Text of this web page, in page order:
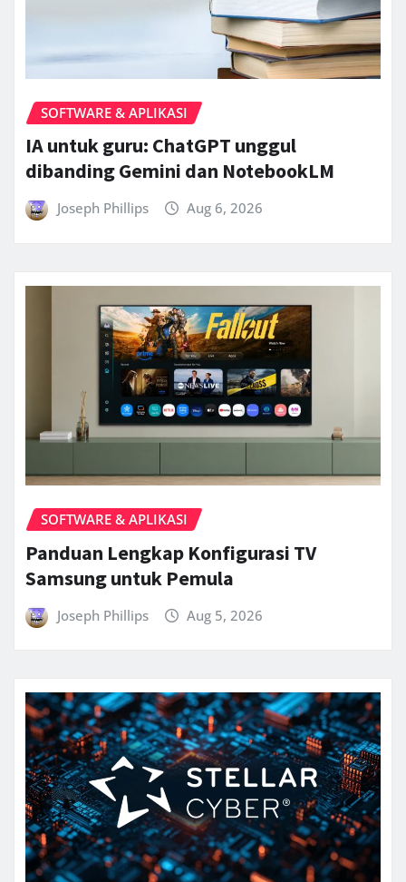
SOFTWARE & APLIKASI
IA untuk guru: ChatGPT unggul
dibanding Gemini dan NotebookLM
Joseph Phillips Aug 6, 2026
SOFTWARE & APLIKASI
Panduan Lengkap Konfigurasi TV
Samsung untuk Pemula
Joseph Phillips Aug 5, 2026